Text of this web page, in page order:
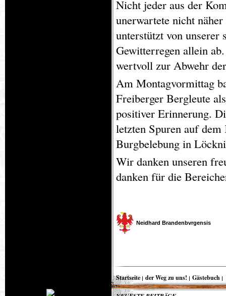
Nicht jeder aus der
unerwartete nicht
unterstützt von unserer
Gewitterregen allein
wertvoll zur Abwehr
Am Montagvormittag
Freiberger Bergleute
positiver Erinnerung.
letzten Spuren auf
Burgbelebung in
Wir danken unseren
danken für die
Neidhard Brandenbvrgensis
Startseite der Weg zu uns! Gästebuch